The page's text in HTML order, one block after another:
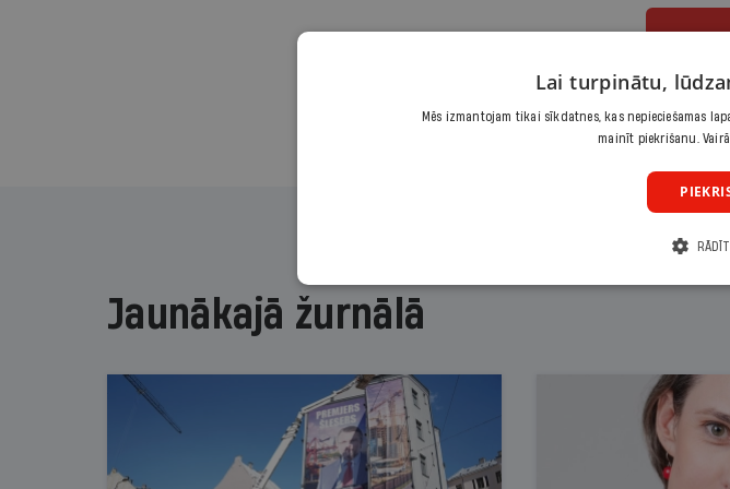
Jaunākajā žurnālā
Lai turpinātu,
Mēs izmantojam tikai sīkdatnes, kas nepieciešamas
mainīt piekrišanu.